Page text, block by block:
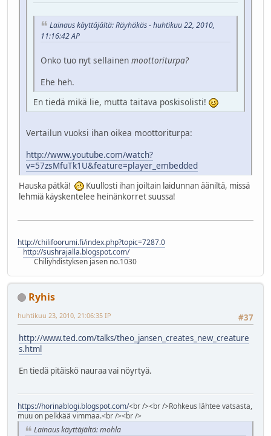
Lainaus käyttäjältä: Räyhäkäs - huhtikuu 22, 2010,
11:16:42 AP
Onko tuo nyt sellainen moottoriturpa?
Ehe heh.
En tiedä mikä lie, mutta taitava poskisolisti!
Vertailun vuoksi ihan oikea moottoriturpa:
http://www.youtube.com/watch?
v=57zsMfuTk1U&feature=player_embedded
Hauska pätkä!
Kuullosti ihan joiltain laidunnan ääniltä, missä
lehmiä käyskentelee heinänkorret suussa!
http://chilifoorumi.fi/index.php?topic=7287.0
http://sushrajalla.blogspot.com/
Chiliyhdistyksen jäsen no.1030
Ryhis
#37
huhtikuu 23, 2010, 21:06:35 IP
http://www.ted.com/talks/theo_jansen_creates_new_creature
s.html
En tiedä pitäiskö nauraa vai nöyrtyä.
https://horinablogi.blogspot.com/<br /><br />Rohkeus lähtee vatsasta,
muu on pelkkää vimmaa.<br /><br />
Lainaus käyttäjältä: mohla